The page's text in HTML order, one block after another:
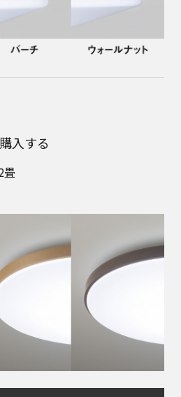
購入する
畳